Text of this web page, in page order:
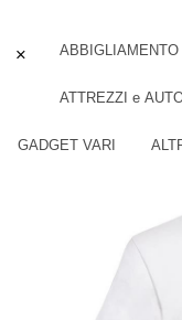
× ABBIGLIAMENTO
ATTREZZI e
GADGET VARI